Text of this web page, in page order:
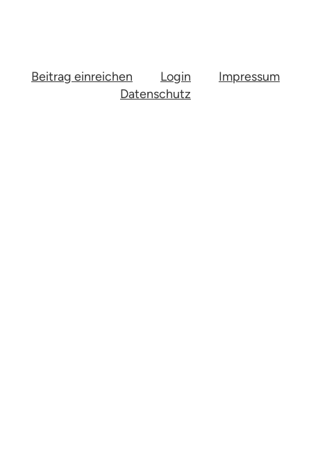
Beitrag einreichen Login
Impressum
Datenschutz